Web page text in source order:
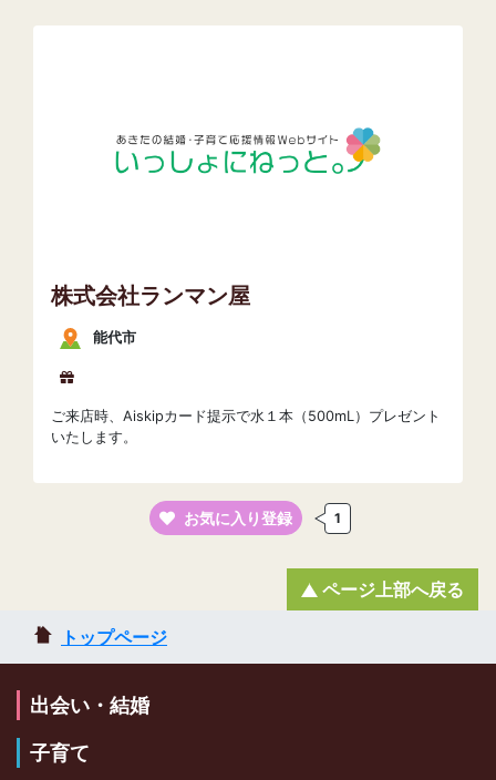
株式会社ランマン屋
能代市
ご来店時、Aiskipカード提示で水１本（500mL）プレゼント
いたします。
お気に入り登録 1
トップページ
ページ上部へ戻る
出会い・結婚
子育て